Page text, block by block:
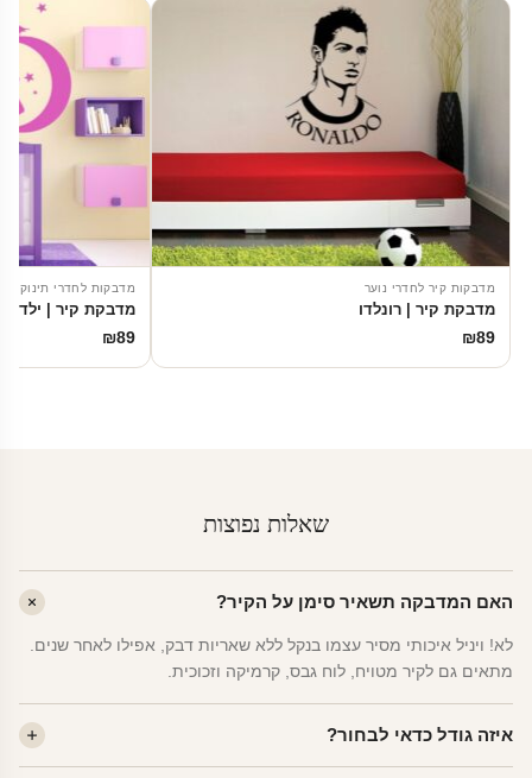
מדבקות קיר לחדרי נוער
מדבקת קיר | רונלדו
₪89
מדבקות לחדרי תינוקות
מדבקת קיר | ילדת
₪89
שאלות נפוצות
האם המדבקה תשאיר סימן על הקיר?
לא! ויניל איכותי מסיר עצמו בנקל ללא שאריות דבק, אפילו לאחר שנים.
מתאים גם לקיר מטויח, לוח גבס, קרמיקה וזכוכית.
איזה גודל כדאי לבחור?